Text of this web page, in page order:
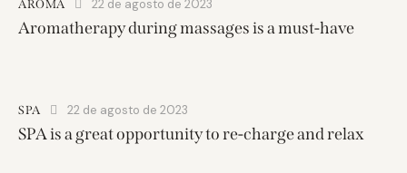
AROMA 22 de agosto de 2023
Aromatherapy during massages is a must-have
SPA 22 de agosto de 2023
SPA is a great opportunity to re-charge and relax